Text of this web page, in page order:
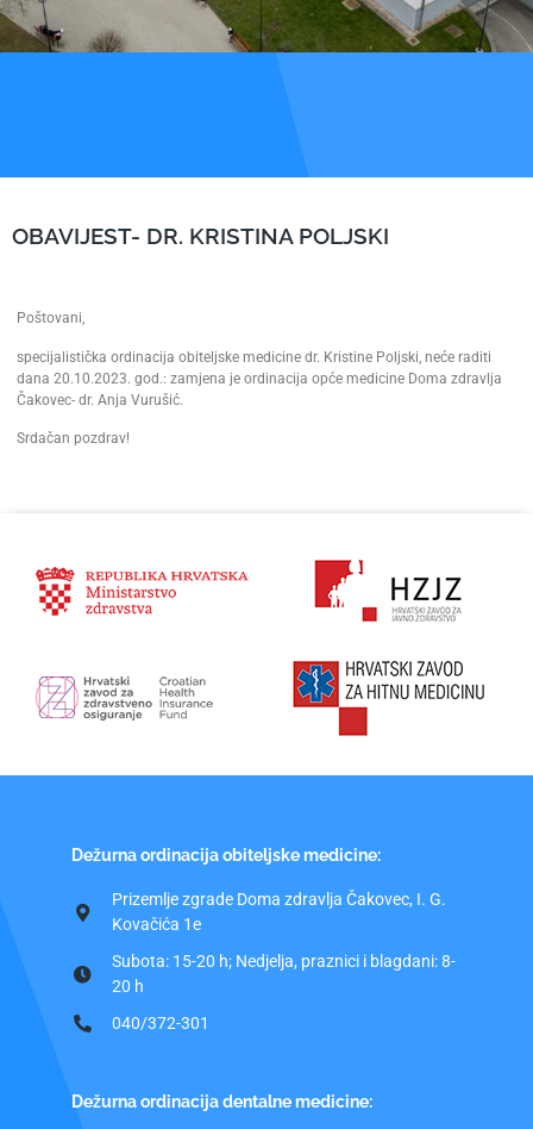
OBAVIJEST- DR. KRISTINA POLJSKI
Poštovani,
specijalistička ordinacija obiteljske medicine dr. Kristine Poljski, neće raditi
dana 20.10.2023. god.: zamjena je ordinacija opće medicine Doma zdravlja
Čakovec- dr. Anja Vurušić.
Srdačan pozdrav!
Dežurna ordinacija obiteljske medicine:
Prizemlje zgrade Doma zdravlja Čakovec, I. G.
Kovačića 1e
Subota: 15-20 h; Nedjelja, praznici i blagdani: 8-
20 h
040/372-301
Dežurna ordinacija dentalne medicine: